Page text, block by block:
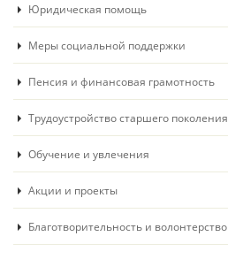
Юридическая помощь
Меры социальной поддержки
Пенсия и финансовая грамотность
Трудоустройство старшего поколения
Обучение и увлечения
Акции и проекты
Благотворительность и волонтерство